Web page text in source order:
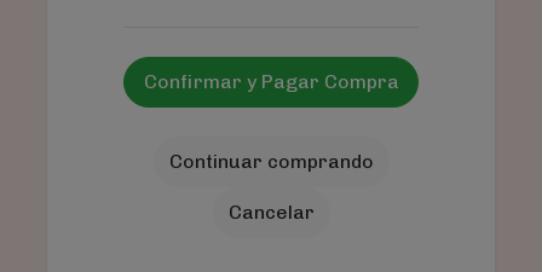
Confirmar y Pagar Compra
Continuar comprando
Cancelar